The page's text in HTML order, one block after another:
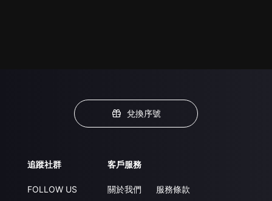
兌換序號
追蹤社群
FOLLOW US
客戶服務
關於我們
服務條款